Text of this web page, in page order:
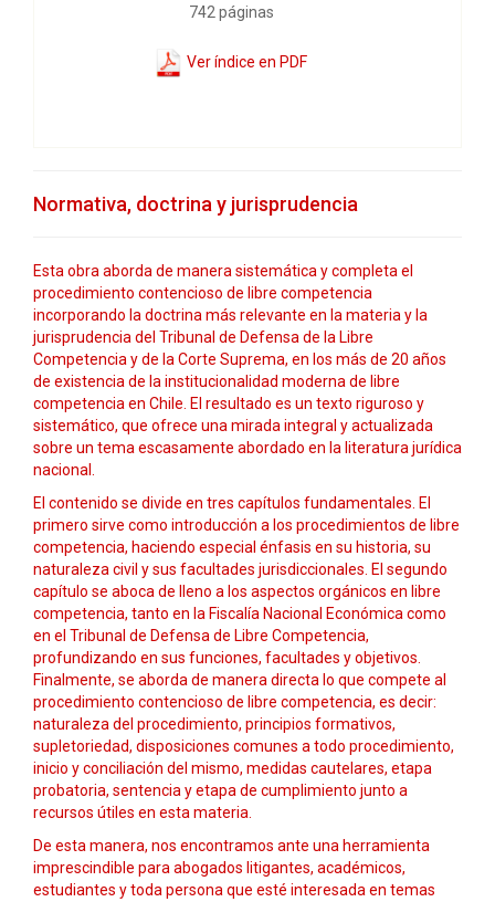
742 páginas
Ver índice en PDF
Normativa, doctrina y jurisprudencia
Esta obra aborda de manera sistemática y completa el
procedimiento contencioso de libre competencia
incorporando la doctrina más relevante en la materia y la
jurisprudencia del Tribunal de Defensa de la Libre
Competencia y de la Corte Suprema, en los más de 20 años
de existencia de la institucionalidad moderna de libre
competencia en Chile. El resultado es un texto riguroso y
sistemático, que ofrece una mirada integral y actualizada
sobre un tema escasamente abordado en la literatura jurídica
nacional.
El contenido se divide en tres capítulos fundamentales. El
primero sirve como introducción a los procedimientos de libre
competencia, haciendo especial énfasis en su historia, su
naturaleza civil y sus facultades jurisdiccionales. El segundo
capítulo se aboca de lleno a los aspectos orgánicos en libre
competencia, tanto en la Fiscalía Nacional Económica como
en el Tribunal de Defensa de Libre Competencia,
profundizando en sus funciones, facultades y objetivos.
Finalmente, se aborda de manera directa lo que compete al
procedimiento contencioso de libre competencia, es decir:
naturaleza del procedimiento, principios formativos,
supletoriedad, disposiciones comunes a todo procedimiento,
inicio y conciliación del mismo, medidas cautelares, etapa
probatoria, sentencia y etapa de cumplimiento junto a
recursos útiles en esta materia.
De esta manera, nos encontramos ante una herramienta
imprescindible para abogados litigantes, académicos,
estudiantes y toda persona que esté interesada en temas